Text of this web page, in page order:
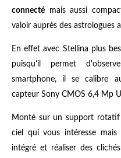
connecté mais aussi
valoir auprès des astrologues
En effet avec Stellina plus
puisqu'il permet
smartphone, il se calibre
capteur Sony CMOS 6,4 Mp
Monté sur un support
ciel qui vous intéresse
intégré et réaliser des